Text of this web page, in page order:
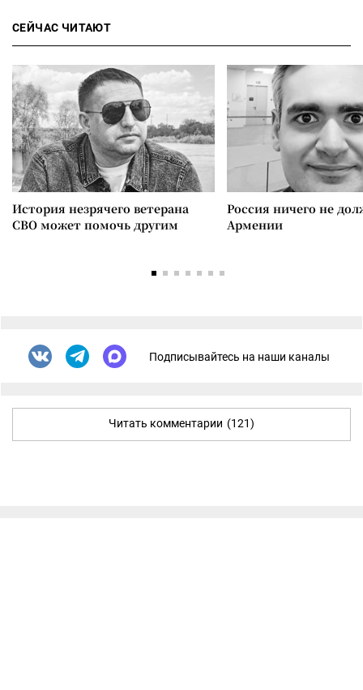
СЕЙЧАС ЧИТАЮТ
История незрячего ветерана
СВО может помочь другим
Россия ничего не
Армении
Подписывайтесь на наши каналы
Читать комментарии (121)